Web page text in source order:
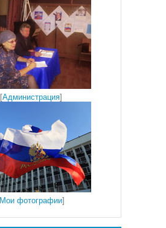
[Администрация]
Мои фотографии]